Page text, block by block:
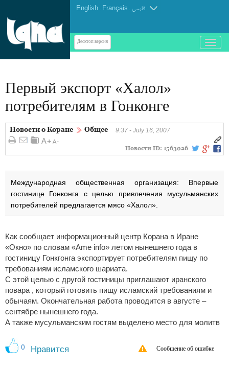
English . Français . فارسی
Десктоп-версия
باز
و
Первый экспорт «Халол»
потребителям в Гонконге
Новости о Коране Общее 9:37 - July 16, 2007
Новости ID: 1563026
Международная общественная организация: Впервые
гостинице Гонконга с целью привлечения мусульманских
потребителей предлагается мясо «Халол».
Как сообщает информационный центр Корана в Иране
«Окно» по словам «Ame info» летом нынешнего года в
гостиницу Гонкгонга экспортирует потребителям пищу по
требованиям исламского шариата.
С этой целью с другой гостиницы приглашают иранского
повара , который готовить пищу исламский требованиям и
обычаям. Окончательная работа проводится в августе –
сентябре нынешнего года.
А также мусульманским гостям выделено место для молитв
0 Нравится Сообщение об ошибке